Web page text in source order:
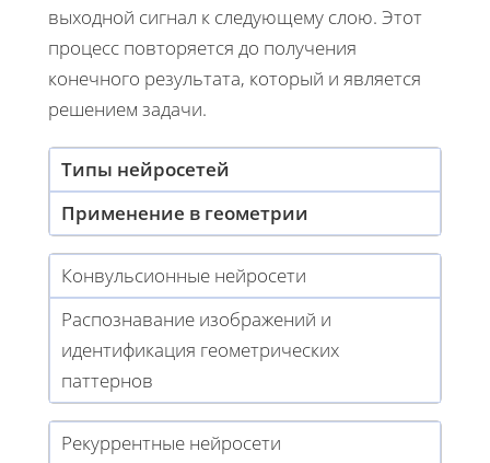
выходной сигнал к следующему слою. Этот
процесс повторяется до получения
конечного результата, который и является
решением задачи.
Типы нейросетей
Применение в геометрии
Конвульсионные нейросети
Распознавание изображений и
идентификация геометрических
паттернов
Рекуррентные нейросети